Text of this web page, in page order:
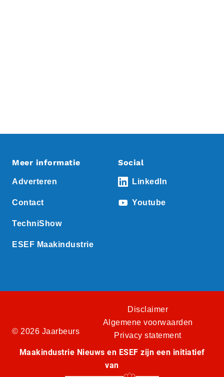
Meer informatie
Adverteren
Contact
TechniShow
ESEF Maakindustrie
Social
LinkedIn
Youtube
© 2026 Jaarbeurs
Disclaimer
Algemene voorwaarden
Privacy statement
Maakindustrie Nieuws en ESEF zijn een initiatief
van